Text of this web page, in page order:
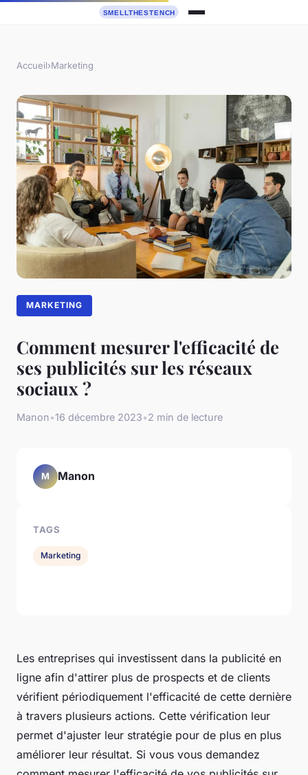
Accueil›Marketing
MARKETING
Comment mesurer l'efficacité de
ses publicités sur les réseaux
sociaux ?
Manon•16 décembre 2023•2 min de lecture
Les entreprises qui investissent dans la publicité en
ligne afin d'attirer plus de prospects et de clients
vérifient périodiquement l'efficacité de cette dernière
à travers plusieurs actions. Cette vérification leur
permet d'ajuster leur stratégie pour de plus en plus
améliorer leur résultat. Si vous vous demandez
M Manon
TAGS
Marketing